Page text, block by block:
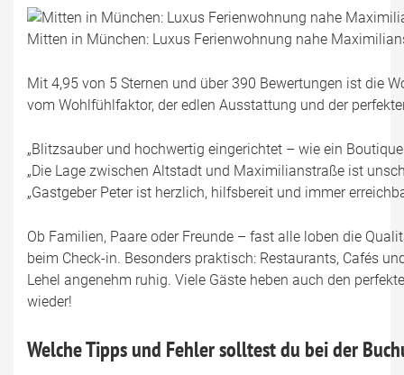
Mitten in München: Luxus Ferienwohnung nahe
Mit 4,95 von 5 Sternen und über 390 Bewertungen ist die
vom Wohlfühlfaktor, der edlen Ausstattung und der
„Blitzsauber und hochwertig eingerichtet – wie ein
„Die Lage zwischen Altstadt und Maximilianstraße ist
„Gastgeber Peter ist herzlich, hilfsbereit und immer
Ob Familien, Paare oder Freunde – fast alle loben die
beim Check-in. Besonders praktisch: Restaurants, Cafés
Lehel angenehm ruhig. Viele Gäste heben auch den
wieder!
Welche Tipps und Fehler solltest du bei der